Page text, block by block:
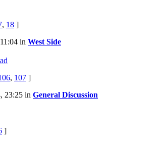
, 18 ]
in West Side
, 107 ]
23:25 in General Discussion
]